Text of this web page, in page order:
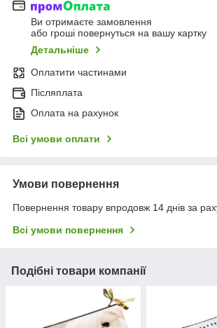
Ви отримаєте замовлення
або гроші повернуться на вашу картку
Детальніше
Оплатити частинами
Післяплата
Оплата на рахунок
Всі умови оплати
Умови повернення
Повернення товару впродовж 14 днів за
Всі умови повернення
Подібні товари компанії